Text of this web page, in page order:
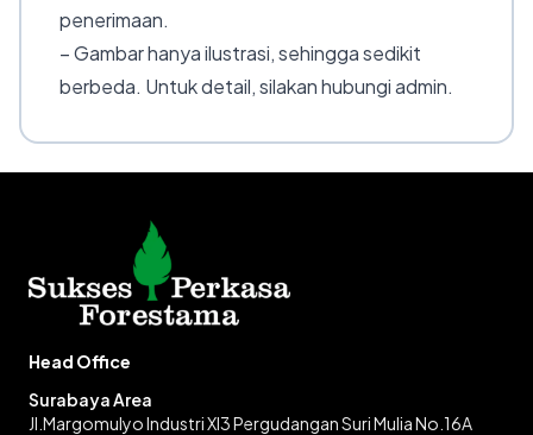
penerimaan.
– Gambar hanya ilustrasi, sehingga sedikit
berbeda. Untuk detail, silakan hubungi admin.
Head Office
Surabaya Area
Jl.Margomulyo Industri XI3 Pergudangan Suri Mulia No.16A